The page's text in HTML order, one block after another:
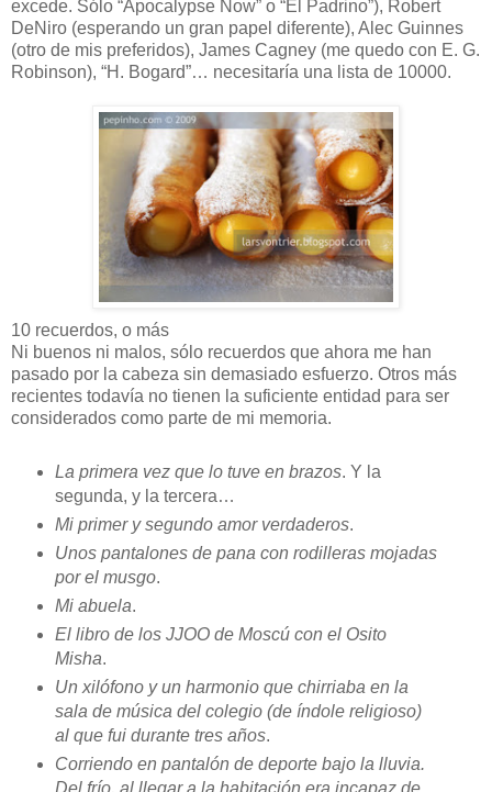
excede. Sólo “Apocalypse Now” o “El Padrino”), Robert
DeNiro (esperando un gran papel diferente), Alec Guinnes
(otro de mis preferidos), James Cagney (me quedo con E. G.
Robinson), “H. Bogard”… necesitaría una lista de 10000.
10 recuerdos, o más
Ni buenos ni malos, sólo recuerdos que ahora me han
pasado por la cabeza sin demasiado esfuerzo. Otros más
recientes todavía no tienen la suficiente entidad para ser
considerados como parte de mi memoria.
La primera vez que lo tuve en brazos. Y la
segunda, y la tercera…
Mi primer y segundo amor verdaderos.
Unos pantalones de pana con rodilleras mojadas
por el musgo.
Mi abuela.
El libro de los JJOO de Moscú con el Osito
Misha.
Un xilófono y un harmonio que chirriaba en la
sala de música del colegio (de índole religioso)
al que fui durante tres años.
Corriendo en pantalón de deporte bajo la lluvia.
Del frío, al llegar a la habitación era incapaz de